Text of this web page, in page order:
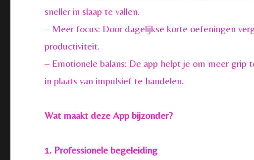
sneller in slaap te vallen.
– Meer focus: Door dagelijkse korte oefeningen
productiviteit.
– Emotionele balans: De app helpt je om meer
in plaats van impulsief te handelen.
Wat maakt deze App bijzonder?
1. Professionele begeleiding